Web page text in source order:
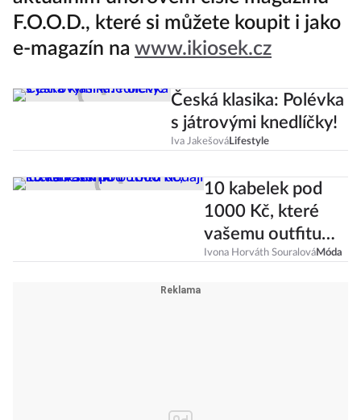
F.O.O.D., které si můžete koupit i jako
e-magazín na www.ikiosek.cz
Česká klasika: Polévka
s játrovými knedlíčky!
Iva JakešováLifestyle
10 kabelek pod
1000 Kč, které
vašemu outfitu
dodají luxusní
Ivona Horváth SouralováMóda